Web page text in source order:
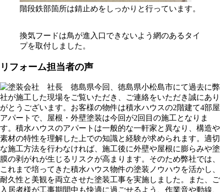
階段鉄部箇所は錆止めをしっかりと行っています。
換気フードは鳥が進入口できないよう網のあるタイ
プを取付しました。
リフォーム担当者の声
今回、徳島県小松島市にて過去に弊
社が施工した現場をご覧いただき、ご連絡をいただき誠にあり
がとうございます。お客様の物件は積水ハウスの2階建て4部屋
アパートで、屋根・外壁塗装は今回が2回目の施工となりま
す。積水ハウスのアパートは一般的な一軒家と異なり、構造や
素材の特性を理解した上での知識と経験が求められます。適切
な施工方法を行わなければ、施工後に外壁や屋根に膨らみや塗
膜の剥がれが生じるリスクが高まります。そのため弊社では、
これまで培ってきた積水ハウス物件の塗装ノウハウを活かし、
耐久性と美観を両立させた塗装工事を実施しました。また、ご
入居者様が工事期間中も快適に過ごせるよう、作業音や動線、